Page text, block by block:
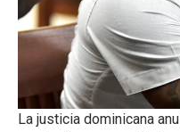
La justicia dominicana